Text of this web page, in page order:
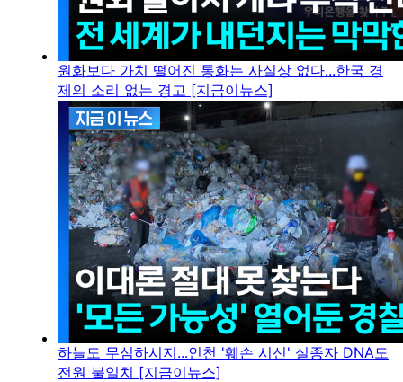
원화보다 가치 떨어진 통화는 사실상 없다...한국 경
제의 소리 없는 경고 [지금이뉴스]
하늘도 무심하시지...인천 '훼손 시신' 실종자 DNA도
전원 불일치 [지금이뉴스]